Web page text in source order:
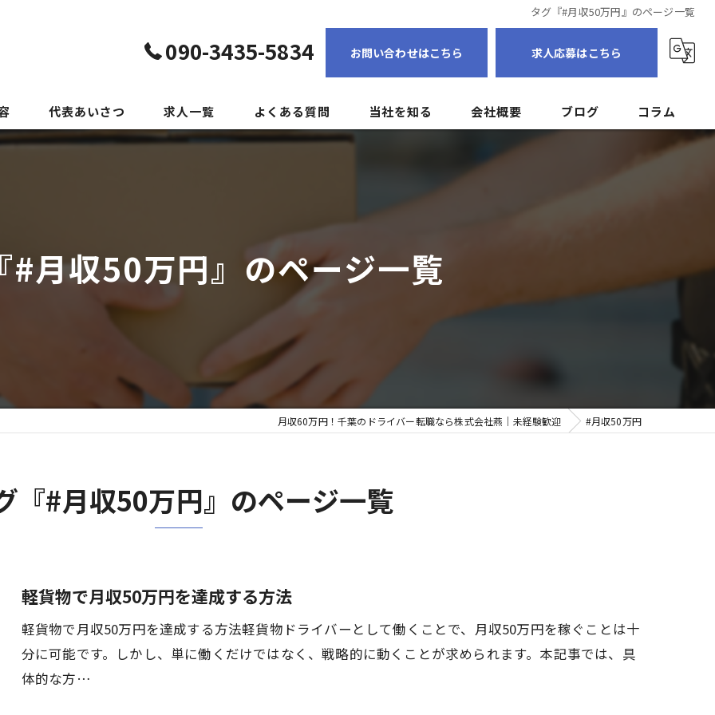
タグ『#月収50万円』のページ一覧
090-3435-5834 お問い合わせはこちら 求人応募はこちら
代表あいさつ 求人一覧 よくある質問 当社を知る
ドライバー
会社概要 ブログ コラム
#月収50万円』のページ一覧
月収60万円！千葉のドライバー転職なら株式会社燕｜未経験歓迎 #月収50万円
『#月収50万円』のページ一覧
軽貨物で月収50万円を達成する方法
軽貨物で月収50万円を達成する方法軽貨物ドライバーとして働くことで、月収50万円を稼ぐことは十
分に可能です。しかし、単に働くだけではなく、戦略的に動くことが求められます。本記事では、具
体的な方…